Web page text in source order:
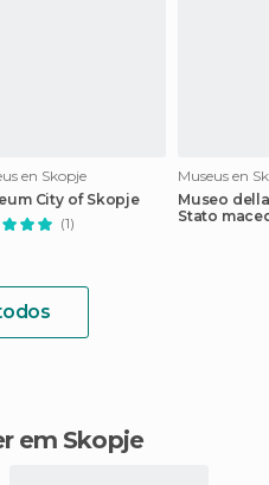
en Skopje
City of Skopje
(1)
Museus en
Museo
Stato
em Skopje